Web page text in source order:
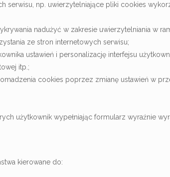
serwisu, np. uwierzytelniające pliki cookies
nadużyć w zakresie uwierzytelniania w
ze stron internetowych serwisu;
ustawień i personalizację interfejsu
itp.;
cookies poprzez zmianę ustawień w
użytkownik wypełniając formularz wyraźnie
kierowane do: